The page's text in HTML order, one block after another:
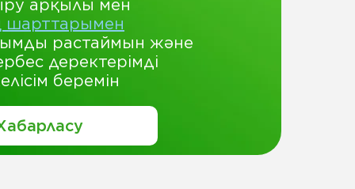
арқылы мен
шарттарымен
растаймын және
деректерімді
беремін